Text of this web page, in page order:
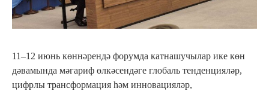
11–12 июнь көннәрендә форумда катнашучылар ике көн
дәвамында мәгариф өлкәсендәге глобаль тенденцияләр,
цифрлы трансформация һәм инновацияләр,